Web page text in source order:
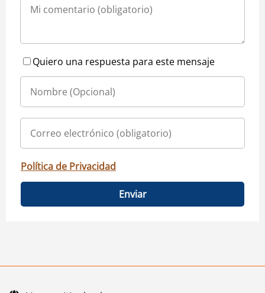
Quiero una respuesta para este mensaje
Política de Privacidad
Enviar